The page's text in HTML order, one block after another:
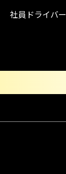
社員ドライバー